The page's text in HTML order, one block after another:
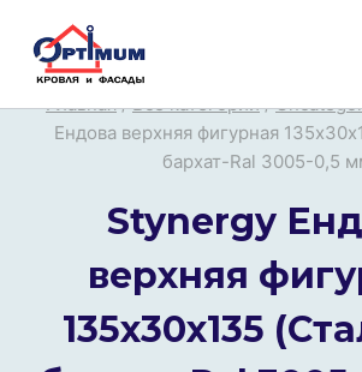
Перейти
Главная / Все категории /
Ендова верхняя фигурная
бархат-Ral 3005-0,5
Stynergy
верхняя
135х30х135